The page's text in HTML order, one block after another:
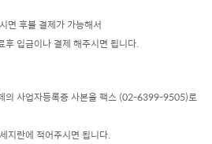
면 후불 결제가 가능해서
후 입금이나 결제 해주시면 됩니다.
의 사업자등록증 사본을 팩스 (02-6399-9505)로
지란에 적어주시면 됩니다.